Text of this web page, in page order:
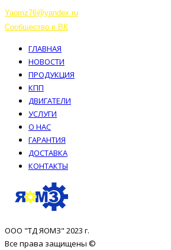
Yaomz76@yandex.ru
Сообщество в ВК
ГЛАВНАЯ
НОВОСТИ
ПРОДУКЦИЯ
КПП
ДВИГАТЕЛИ
УСЛУГИ
О НАС
ГАРАНТИЯ
ДОСТАВКА
КОНТАКТЫ
ООО "ТД ЯОМЗ" 2023 г.
Все права защищены ©